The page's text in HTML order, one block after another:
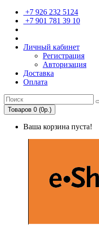
+7 926 232 5124
+7 901 781 39 10
Личный кабинет
Регистрация
Авторизация
Доставка
Оплата
Товаров 0 (0р.)
Ваша корзина пуста!